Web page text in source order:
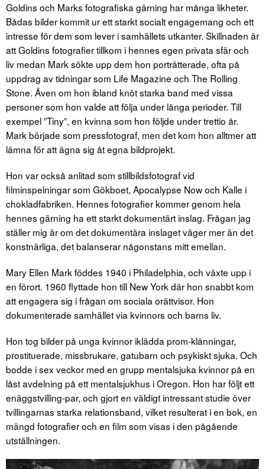
Goldins och Marks fotografiska gärning har många likheter.
Bådas bilder kommit ur ett starkt socialt engagemang och ett
intresse för dem som lever i samhällets utkanter. Skillnaden är
att Goldins fotografier tillkom i hennes egen privata sfär och
liv medan Mark sökte upp dem hon porträtterade, ofta på
uppdrag av tidningar som Life Magazine och The Rolling
Stone. Även om hon ibland knöt starka band med vissa
personer som hon valde att följa under långa perioder. Till
exempel ”Tiny”, en kvinna som hon följde under trettio år.
Mark började som pressfotograf, men det kom hon alltmer att
lämna för att ägna sig åt egna bildprojekt.
Hon var också anlitad som stillbildsfotograf vid
filminspelningar som Gökboet, Apocalypse Now och Kalle i
chokladfabriken. Hennes fotografier kommer genom hela
hennes gärning ha ett starkt dokumentärt inslag. Frågan jag
ställer mig är om det dokumentära inslaget väger mer än det
konstnärliga, det balanserar någonstans mitt emellan.
Mary Ellen Mark föddes 1940 i Philadelphia, och växte upp i
en förort. 1960 flyttade hon till New York där hon snabbt kom
att engagera sig i frågan om sociala orättvisor. Hon
dokumenterade samhället via kvinnors och barns liv.
Hon tog bilder på unga kvinnor iklädda prom-klänningar,
prostituerade, missbrukare, gatubarn och psykiskt sjuka. Och
bodde i sex veckor med en grupp mentalsjuka kvinnor på en
låst avdelning på ett mentalsjukhus i Oregon. Hon har följt ett
enäggstvilling-par, och gjort en väldigt intressant studie över
tvillingarnas starka relationsband, vilket resulterat i en bok, en
mängd fotografier och en film som visas i den pågående
utställningen.